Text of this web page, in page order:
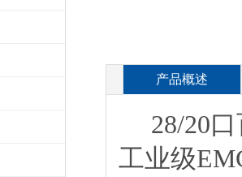
产品概述
28/20口
工业级